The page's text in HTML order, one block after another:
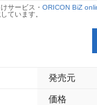
サービス・ ORICON BiZ
ています。
発売元
価格